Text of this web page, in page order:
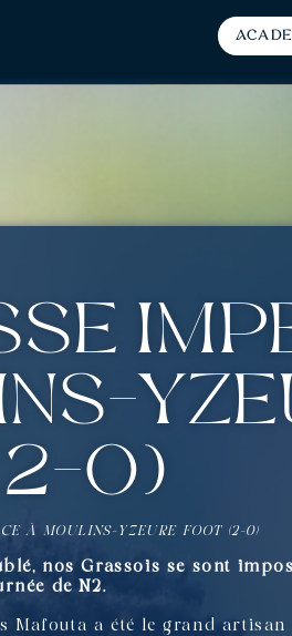
0)
À MOULINS-YZEURE FOOT (2-0)
nos Grassois se sont
de N2.
Mafouta a été le grand